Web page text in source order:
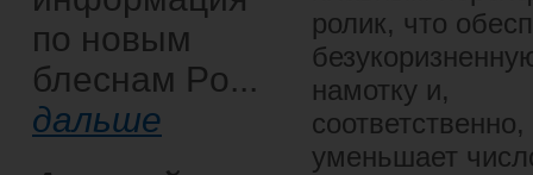
по новым
блеснам Po...
дальше
ролик, что
намотку и,
соответственно,
уменьшает